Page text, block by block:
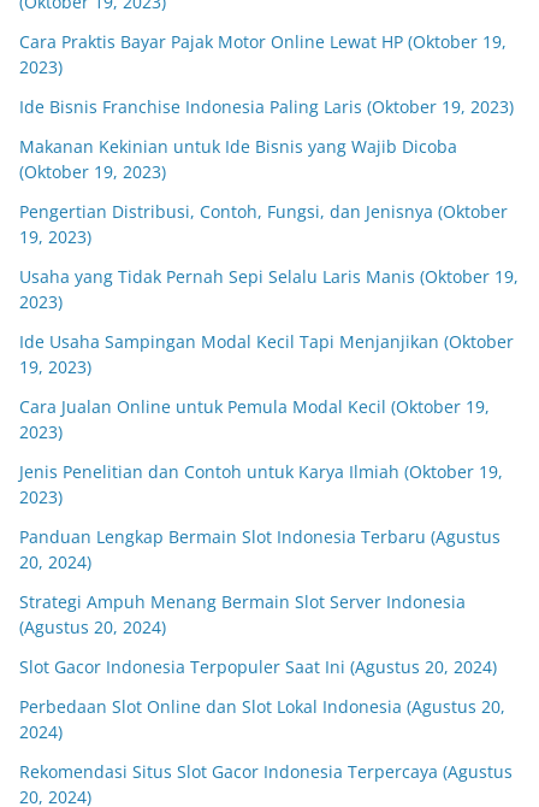
Cara Praktis Bayar Pajak Motor Online Lewat HP (Oktober 19,
2023)
Ide Bisnis Franchise Indonesia Paling Laris (Oktober 19, 2023)
Makanan Kekinian untuk Ide Bisnis yang Wajib Dicoba
(Oktober 19, 2023)
Pengertian Distribusi, Contoh, Fungsi, dan Jenisnya (Oktober
19, 2023)
Usaha yang Tidak Pernah Sepi Selalu Laris Manis (Oktober 19,
2023)
Ide Usaha Sampingan Modal Kecil Tapi Menjanjikan (Oktober
19, 2023)
Cara Jualan Online untuk Pemula Modal Kecil (Oktober 19,
2023)
Jenis Penelitian dan Contoh untuk Karya Ilmiah (Oktober 19,
2023)
Panduan Lengkap Bermain Slot Indonesia Terbaru (Agustus
20, 2024)
Strategi Ampuh Menang Bermain Slot Server Indonesia
(Agustus 20, 2024)
Slot Gacor Indonesia Terpopuler Saat Ini (Agustus 20, 2024)
Perbedaan Slot Online dan Slot Lokal Indonesia (Agustus 20,
2024)
Rekomendasi Situs Slot Gacor Indonesia Terpercaya (Agustus
20, 2024)